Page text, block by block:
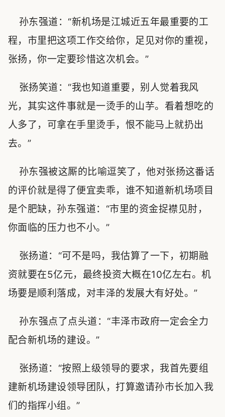
孙东强道：“新机场是江城近五年最重要的工
程，市里把这项工作交给你，足见对你的重视，
张扬，你一定要珍惜这次机会。”
张扬笑道：“我也知道重要，别人觉着我风
光，其实这件事就是一烫手的山芋。看着想吃的
人多了，可拿在手里烫手，恨不能马上就扔出
去。”
孙东强被这厮的比喻逗笑了，他对张扬这番话
的评价就是得了便宜卖乖，谁不知道新机场项目
是个肥缺，孙东强道：“市里的资金捉襟见肘，
你面临的压力也不小。”
张扬道：“可不是吗，我估算了一下，初期融
资就要在5亿元，最终投资大概在10亿左右。机
场要是顺利落成，对丰泽的发展大有好处。”
孙东强点了点头道：“丰泽市政府一定会全力
配合新机场的建设。”
张扬道：“按照上级领导的要求，我首先要组
建新机场建设领导团队，打算邀请孙市长加入我
们的指挥小组。”